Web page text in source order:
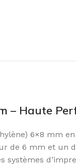
– Haute
6×8 mm
de 6 mm et un
systèmes